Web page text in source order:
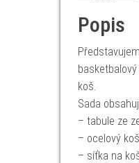
Popis
koš.
Sada
– tabule ze
– ocelový koš
– síťka na